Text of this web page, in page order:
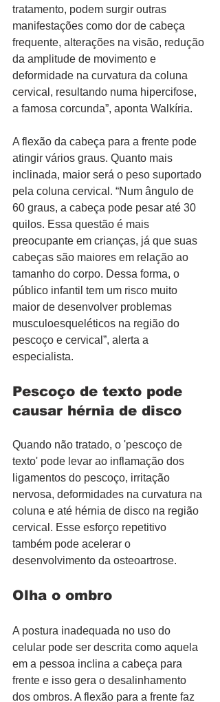
tratamento, podem surgir outras
manifestações como dor de cabeça
frequente, alterações na visão, redução
da amplitude de movimento e
deformidade na curvatura da coluna
cervical, resultando numa hipercifose,
a famosa corcunda”, aponta Walkíria.
A flexão da cabeça para a frente pode
atingir vários graus. Quanto mais
inclinada, maior será o peso suportado
pela coluna cervical. “Num ângulo de
60 graus, a cabeça pode pesar até 30
quilos. Essa questão é mais
preocupante em crianças, já que suas
cabeças são maiores em relação ao
tamanho do corpo. Dessa forma, o
público infantil tem um risco muito
maior de desenvolver problemas
musculoesqueléticos na região do
pescoço e cervical”, alerta a
especialista.
Pescoço de texto pode
causar hérnia de disco
Quando não tratado, o 'pescoço de
texto' pode levar ao inflamação dos
ligamentos do pescoço, irritação
nervosa, deformidades na curvatura na
coluna e até hérnia de disco na região
cervical. Esse esforço repetitivo
também pode acelerar o
desenvolvimento da osteoartrose.
Olha o ombro
A postura inadequada no uso do
celular pode ser descrita como aquela
em a pessoa inclina a cabeça para
frente e isso gera o desalinhamento
dos ombros. A flexão para a frente faz